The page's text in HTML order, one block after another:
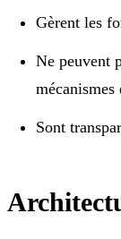
Gèrent les
Ne peuvent
Sont